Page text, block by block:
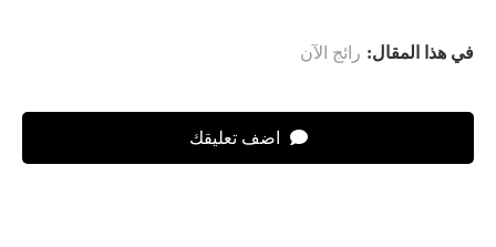
في هذا المقال: رائج الآن
اضف تعليقك